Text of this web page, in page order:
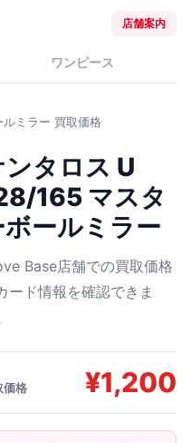
店舗案内
ワンピース
ミラー 買取価格
タロス U
165 マスタ
ボールミラー
Base店舗での買取価格
ード情報を確認できま
価格 ¥1,200